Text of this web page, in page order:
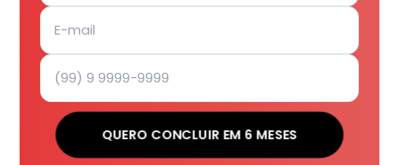
QUERO CONCLUIR EM 6 MESES